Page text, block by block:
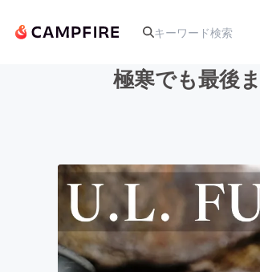
アート・写真
テクノロジー・ガ
極寒でも最後